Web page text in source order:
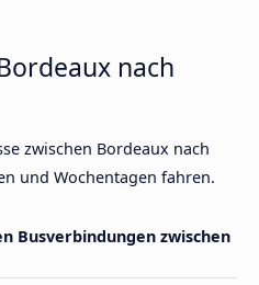
nach
zwischen Bordeaux nach
und Wochentagen fahren.
Busverbindungen zwischen